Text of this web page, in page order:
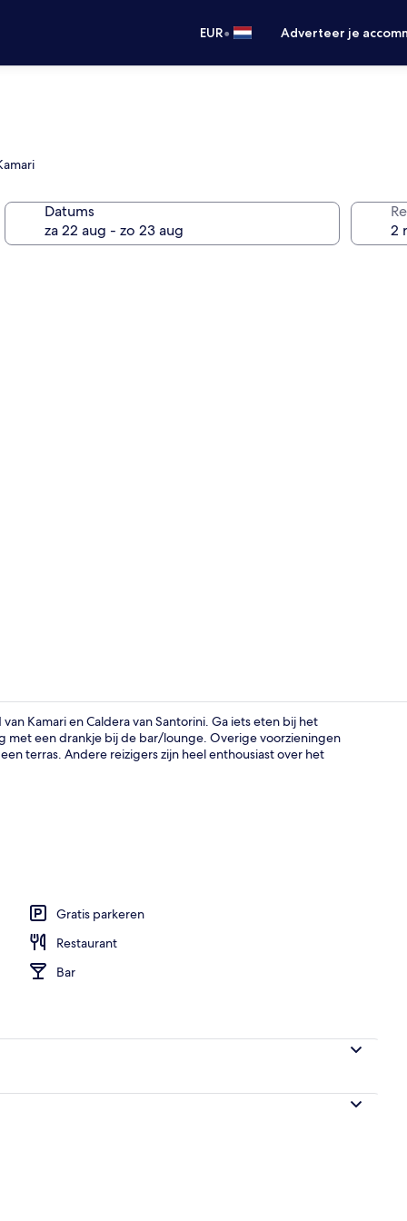
EUR• Adverteer je
Datums
Superior
Kamari en Caldera van Santorini. Ga iets eten bij het
met een drankje bij de bar/lounge. Overige voorzieningen
terras. Andere reizigers zijn heel enthousiast over het
Gratis parkeren
Restaurant
Bar